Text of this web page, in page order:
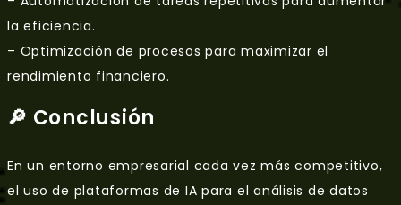
la eficiencia.
– Optimización de procesos para maximizar el
rendimiento financiero.
🔎 Conclusión
En un entorno empresarial cada vez más competitivo,
el uso de plataformas de IA para el análisis de datos